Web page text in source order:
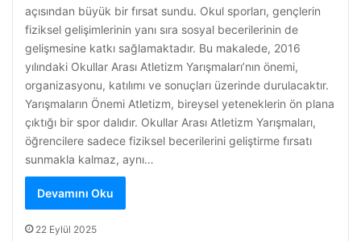
açısından büyük bir fırsat sundu. Okul sporları, gençlerin
fiziksel gelişimlerinin yanı sıra sosyal becerilerinin de
gelişmesine katkı sağlamaktadır. Bu makalede, 2016
yılındaki Okullar Arası Atletizm Yarışmaları’nın önemi,
organizasyonu, katılımı ve sonuçları üzerinde durulacaktır.
Yarışmaların Önemi Atletizm, bireysel yeteneklerin ön plana
çıktığı bir spor dalıdır. Okullar Arası Atletizm Yarışmaları,
öğrencilere sadece fiziksel becerilerini geliştirme fırsatı
sunmakla kalmaz, aynı…
Devamını Oku
22 Eylül 2025